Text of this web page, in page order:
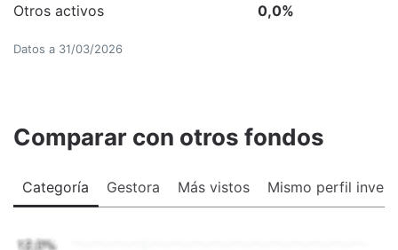
Otros activos 0,0%
Datos a 31/03/2026
Comparar con otros fondos
Categoría Gestora Más vistos Mismo perfil